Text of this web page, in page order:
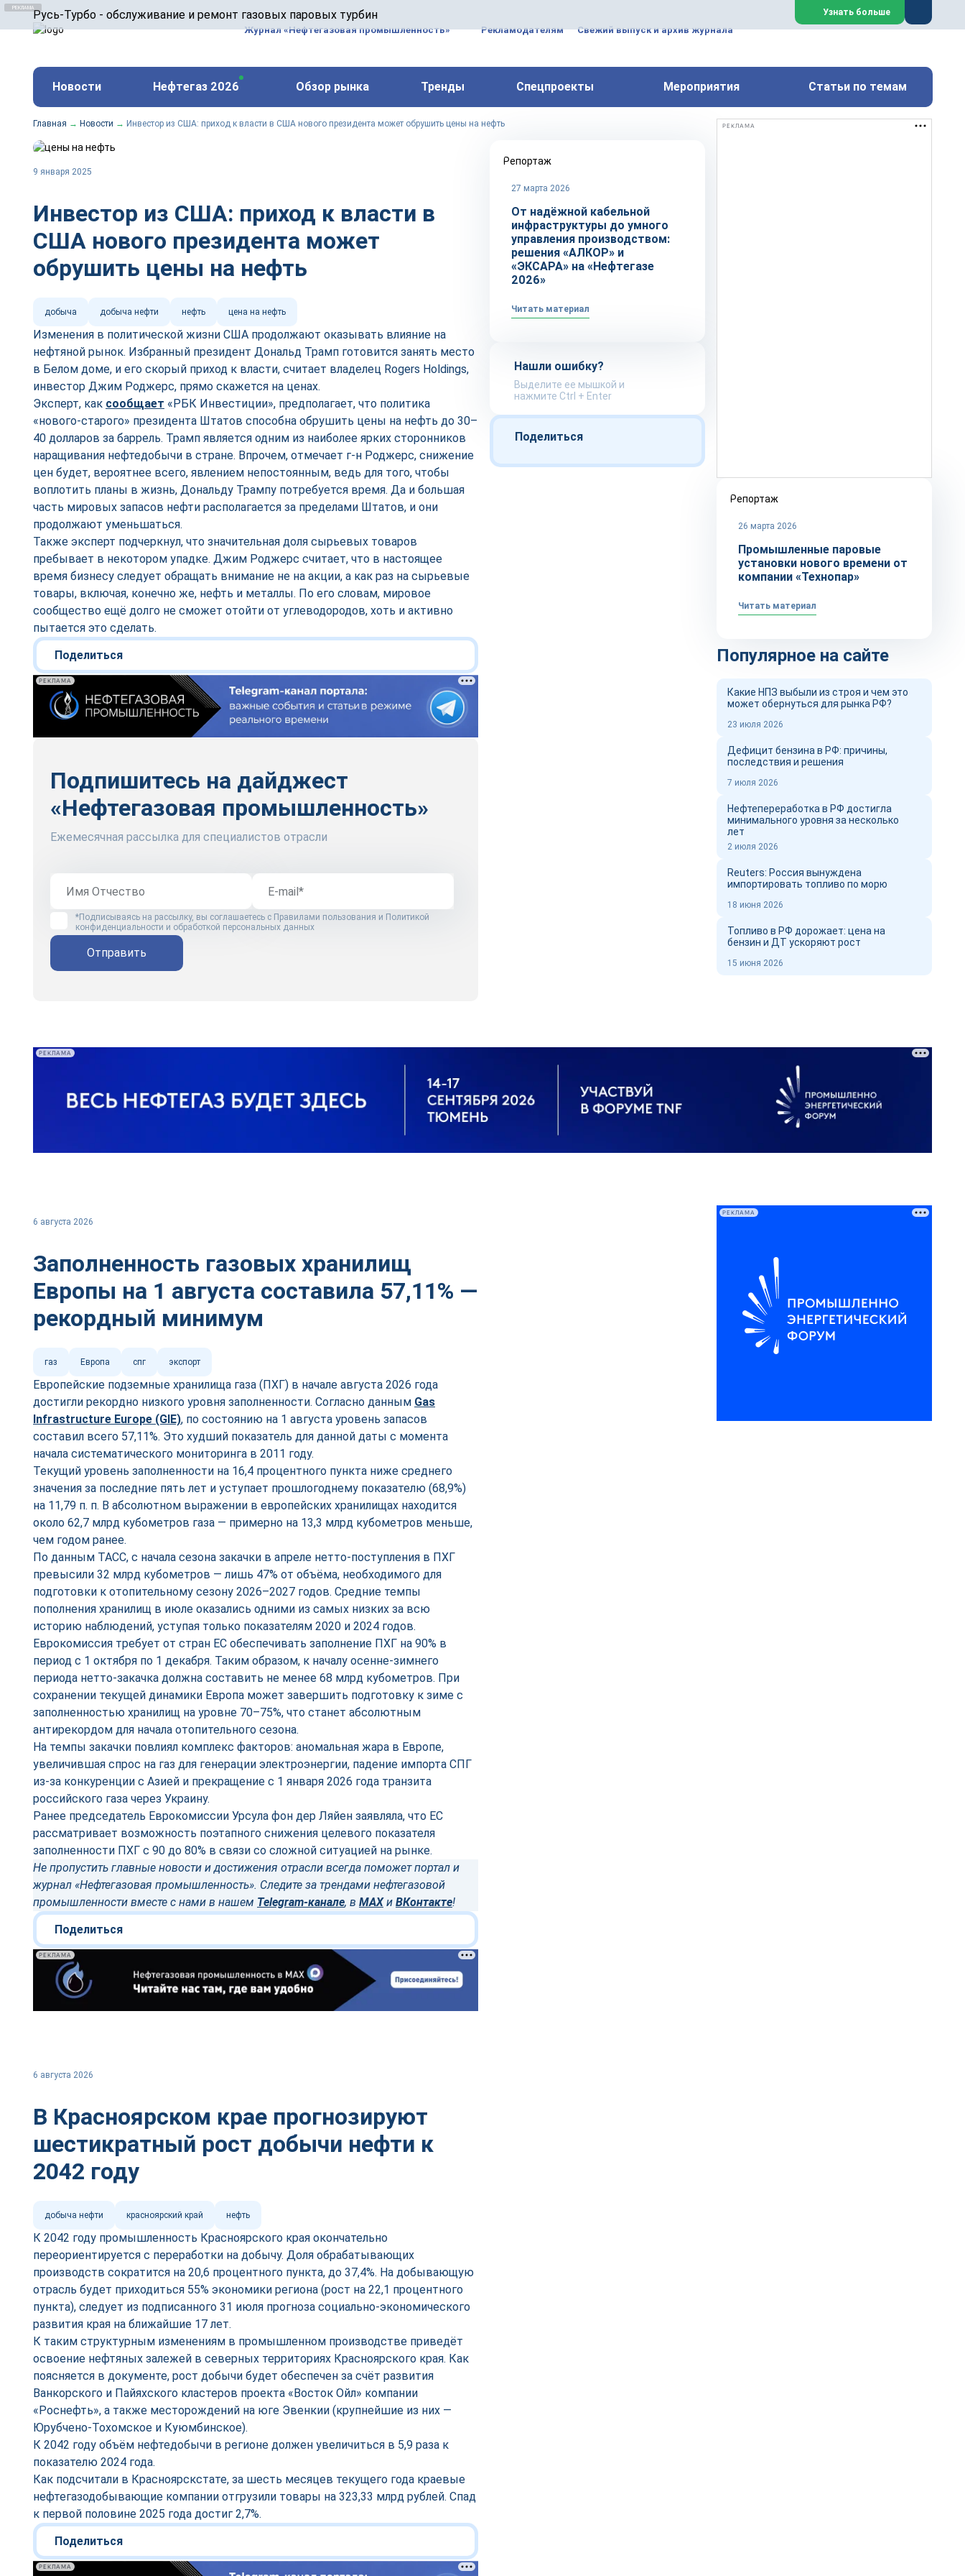
Русь-Турбо - обслуживание и ремонт газовых паровых турбин
ООО «Русь-Турбо» занимается сервисом газовых и паровых турбин, комплексным ремонтом, восстановлением, техническим обслуживанием
оборудования ТЭС, зарубежных поршневых машин и компрессоров, которые работают на нефтегазовых, нефтехимических, металлургических
и других предприятиях.
Реклама. ООО «Русь-Турбо», ИНН 7802588950
erid: F7NfYUJCUneVdwPs4znf
Закрыть
Узнать больше
Журнал «Нефтегазовая промышленность» Рекламодателям Свежий выпуск и архив журнала
Новости Нефтегаз 2026 Обзор рынка Тренды Спецпроекты Мероприятия Статьи по темам
Главная → Новости → Инвестор из США: приход к власти в США нового президента может обрушить цены на нефть
9 января 2025
Инвестор из США: приход к власти в
США нового президента может
обрушить цены на нефть
добыча добыча нефти нефть цена на нефть
Изменения в политической жизни США продолжают оказывать влияние на
нефтяной рынок. Избранный президент Дональд Трамп готовится занять место
в Белом доме, и его скорый приход к власти, считает владелец Rogers Holdings,
инвестор Джим Роджерс, прямо скажется на ценах.
Эксперт, как сообщает «РБК Инвестиции», предполагает, что политика
«нового-старого» президента Штатов способна обрушить цены на нефть до 30–
40 долларов за баррель. Трамп является одним из наиболее ярких сторонников
наращивания нефтедобычи в стране. Впрочем, отмечает г-н Роджерс, снижение
цен будет, вероятнее всего, явлением непостоянным, ведь для того, чтобы
воплотить планы в жизнь, Дональду Трампу потребуется время. Да и большая
часть мировых запасов нефти располагается за пределами Штатов, и они
продолжают уменьшаться.
Также эксперт подчеркнул, что значительная доля сырьевых товаров
пребывает в некотором упадке. Джим Роджерс считает, что в настоящее
время бизнесу следует обращать внимание не на акции, а как раз на сырьевые
товары, включая, конечно же, нефть и металлы. По его словам, мировое
сообщество ещё долго не сможет отойти от углеводородов, хоть и активно
пытается это сделать.
Поделиться
РЕКЛАМА
Подпишитесь на дайджест
«Нефтегазовая промышленность»
Ежемесячная рассылка для специалистов отрасли
*Подписываясь на рассылку, вы соглашаетесь с Правилами пользования и Политикой
конфиденциальности и обработкой персональных данных
Отправить
Репортаж
27 марта 2026
От надёжной кабельной
инфраструктуры до умного
управления производством:
решения «АЛКОР» и
«ЭКСАРА» на «Нефтегазе
2026»
Читать материал
Нашли ошибку?
Выделите ее мышкой и
нажмите Ctrl + Enter
Поделиться
РЕКЛАМА
Репортаж
26 марта 2026
Промышленные паровые
установки нового времени от
компании «Технопар»
Читать материал
Популярное на сайте
Какие НПЗ выбыли из строя и чем это
может обернуться для рынка РФ?
23 июля 2026
Дефицит бензина в РФ: причины,
последствия и решения
7 июля 2026
Нефтепереработка в РФ достигла
минимального уровня за несколько
лет
2 июля 2026
Reuters: Россия вынуждена
импортировать топливо по морю
18 июня 2026
Топливо в РФ дорожает: цена на
бензин и ДТ ускоряют рост
15 июня 2026
РЕКЛАМА
6 августа 2026
Заполненность газовых хранилищ
Европы на 1 августа составила 57,11% —
рекордный минимум
газ Европа спг экспорт
Европейские подземные хранилища газа (ПХГ) в начале августа 2026 года
достигли рекордно низкого уровня заполненности. Согласно данным Gas
Infrastructure Europe (GIE), по состоянию на 1 августа уровень запасов
составил всего 57,11%. Это худший показатель для данной даты с момента
начала систематического мониторинга в 2011 году.
Текущий уровень заполненности на 16,4 процентного пункта ниже среднего
значения за последние пять лет и уступает прошлогоднему показателю (68,9%)
на 11,79 п. п. В абсолютном выражении в европейских хранилищах находится
около 62,7 млрд кубометров газа — примерно на 13,3 млрд кубометров меньше,
чем годом ранее.
По данным ТАСС, с начала сезона закачки в апреле нетто-поступления в ПХГ
превысили 32 млрд кубометров — лишь 47% от объёма, необходимого для
подготовки к отопительному сезону 2026–2027 годов. Средние темпы
пополнения хранилищ в июле оказались одними из самых низких за всю
историю наблюдений, уступая только показателям 2020 и 2024 годов.
Еврокомиссия требует от стран ЕС обеспечивать заполнение ПХГ на 90% в
период с 1 октября по 1 декабря. Таким образом, к началу осенне-зимнего
периода нетто-закачка должна составить не менее 68 млрд кубометров. При
сохранении текущей динамики Европа может завершить подготовку к зиме с
заполненностью хранилищ на уровне 70–75%, что станет абсолютным
антирекордом для начала отопительного сезона.
На темпы закачки повлиял комплекс факторов: аномальная жара в Европе,
увеличившая спрос на газ для генерации электроэнергии, падение импорта СПГ
из-за конкуренции с Азией и прекращение с 1 января 2026 года транзита
российского газа через Украину.
Ранее председатель Еврокомиссии Урсула фон дер Ляйен заявляла, что ЕС
рассматривает возможность поэтапного снижения целевого показателя
заполненности ПХГ с 90 до 80% в связи со сложной ситуацией на рынке.
Не пропустить главные новости и достижения отрасли всегда поможет портал и
журнал «Нефтегазовая промышленность». Следите за трендами нефтегазовой
промышленности вместе с нами в нашем Telegram-канале, в MAXи ВКонтакте!
Поделиться
РЕКЛАМА
6 августа 2026
В Красноярском крае прогнозируют
шестикратный рост добычи нефти к
2042 году
добыча нефти красноярский край нефть
К 2042 году промышленность Красноярского края окончательно
переориентируется с переработки на добычу. Доля обрабатывающих
производств сократится на 20,6 процентного пункта, до 37,4%. На добывающую
отрасль будет приходиться 55% экономики региона (рост на 22,1 процентного
пункта), следует из подписанного 31 июля прогноза социально-экономического
развития края на ближайшие 17 лет.
К таким структурным изменениям в промышленном производстве приведёт
освоение нефтяных залежей в северных территориях Красноярского края. Как
поясняется в документе, рост добычи будет обеспечен за счёт развития
Ванкорского и Пайяхского кластеров проекта «Восток Ойл» компании
«Роснефть», а также месторождений на юге Эвенкии (крупнейшие из них —
Юрубчено-Тохомское и Куюмбинское).
К 2042 году объём нефтедобычи в регионе должен увеличиться в 5,9 раза к
показателю 2024 года.
Как подсчитали в Красноярскстате, за шесть месяцев текущего года краевые
нефтегазодобывающие компании отгрузили товары на 323,33 млрд рублей. Спад
к первой половине 2025 года достиг 2,7%.
Поделиться
РЕКЛАМА
РЕКЛАМА